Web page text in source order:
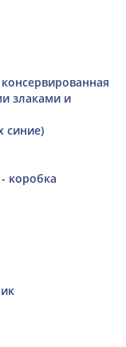
злаками и
синие)
коробка